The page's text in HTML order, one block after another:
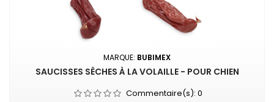
MARQUE: BUBIMEX
SAUCISSES SÈCHES À LA VOLAILLE - POUR CHIEN
Commentaire(s): 0